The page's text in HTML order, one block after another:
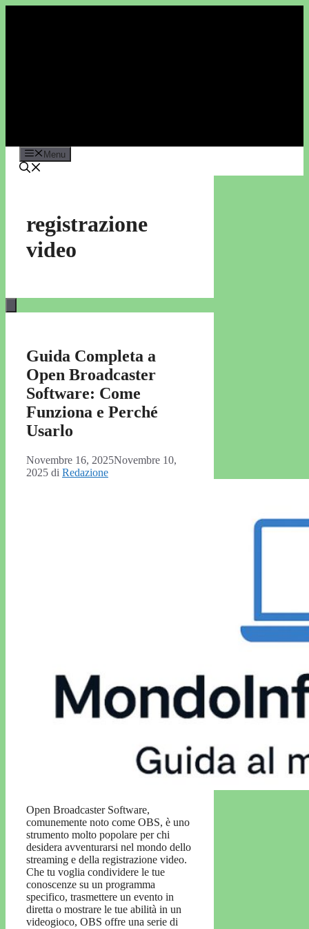
Menu
registrazione
video
Guida Completa a
Open Broadcaster
Software: Come
Funziona e Perché
Usarlo
Novembre 16, 2025Novembre 10,
2025 di Redazione
Open Broadcaster Software,
comunemente noto come OBS, è uno
strumento molto popolare per chi
desidera avventurarsi nel mondo dello
streaming e della registrazione video.
Che tu voglia condividere le tue
conoscenze su un programma
specifico, trasmettere un evento in
diretta o mostrare le tue abilità in un
videogioco, OBS offre una serie di